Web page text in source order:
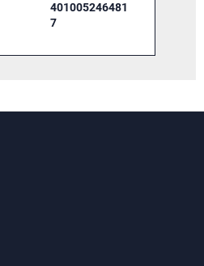
401005246481
7